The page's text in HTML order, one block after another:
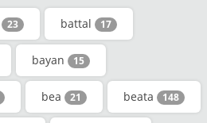
23 battal 17
bayan 15
bea 21 beata 148